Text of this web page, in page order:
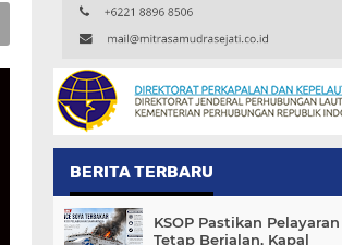
BERITA TERBARU
KSOP Pastikan Pelayaran
Tetap Berjalan, Kapal